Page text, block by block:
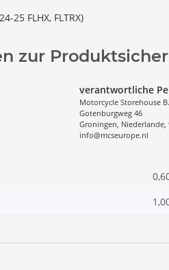
25 FLHX, FLTRX)
zur
verantwortliche
Motorcycle Storehouse
Gotenburgweg 46
Groningen, Niederlande,
info@mcseurope.nl